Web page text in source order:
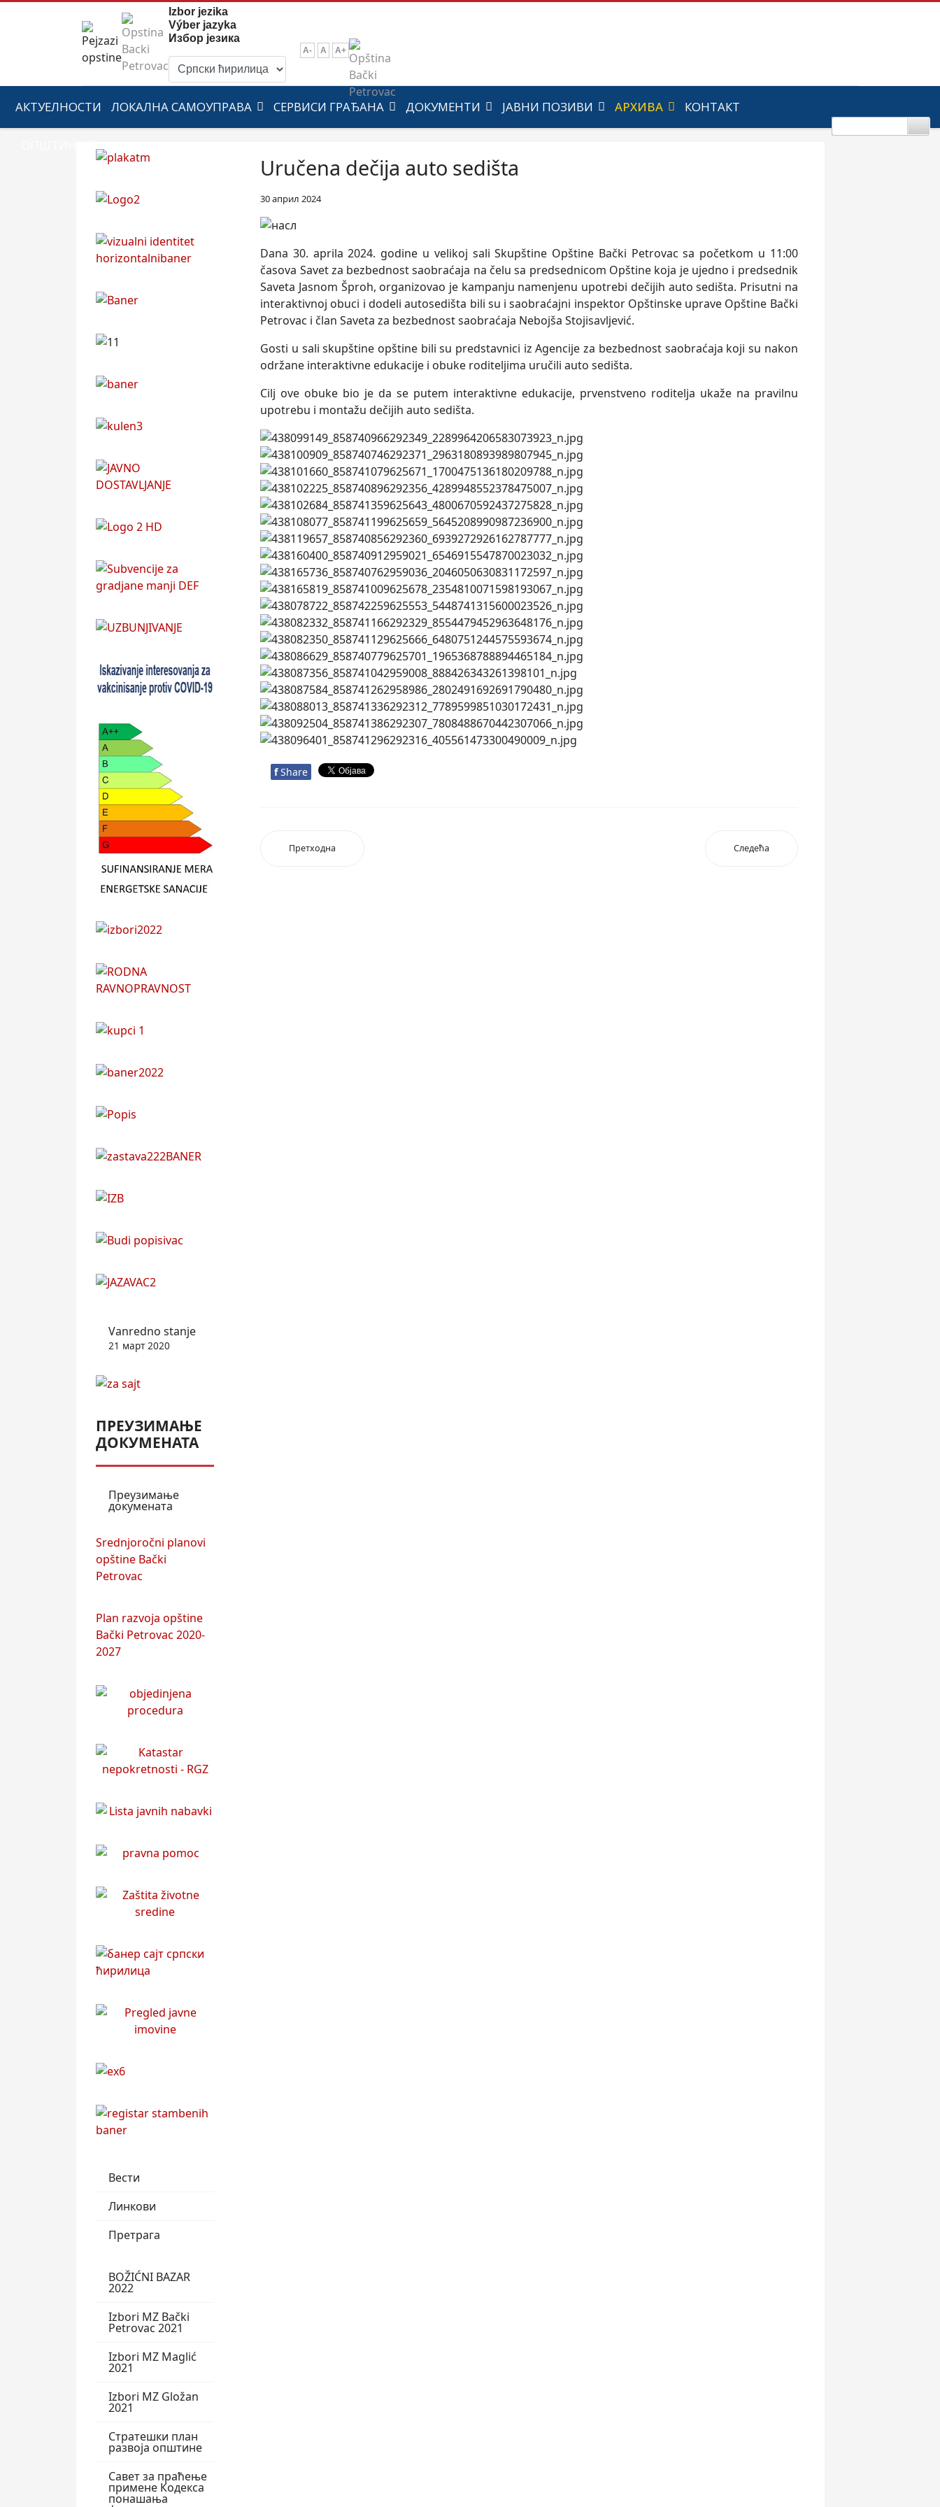
Izbor jezika
Výber jazyka
Избор језика
A- A A+
АКТУЕЛНОСТИ ЛОКАЛНА САМОУПРАВА СЕРВИСИ ГРАЂАНА ДОКУМЕНТИ ЈАВНИ ПОЗИВИ АРХИВА КОНТАКТ
Vanredno stanje
21 март 2020
ПРЕУЗИМАЊЕ
ДОКУМЕНАТА
Преузимање
докумената
Srednjoročni planovi
opštine Bački
Petrovac
Plan razvoja opštine
Bački Petrovac 2020-
2027
Вести
Линкови
Претрага
BOŽIĆNI BAZAR
2022
Izbori MZ Bački
Petrovac 2021
Izbori MZ Maglić
2021
Izbori MZ Gložan
2021
Стратешки план
развоја општине
Савет за праћење
примене Кодекса
понашања
Uručena dečija auto sedišta
30 април 2024
Dana 30. aprila 2024. godine u velikoj sali Skupštine Opštine Bački Petrovac sa početkom u 11:00
časova Savet za bezbednost saobraćaja na čelu sa predsednicom Opštine koja je ujedno i predsednik
Saveta Jasnom Šproh, organizovao je kampanju namenjenu upotrebi dečijih auto sedišta. Prisutni na
interaktivnoj obuci i dodeli autosedišta bili su i saobraćajni inspektor Opštinske uprave Opštine Bački
Petrovac i član Saveta za bezbednost saobraćaja Nebojša Stojisavljević.
Gosti u sali skupštine opštine bili su predstavnici iz Agencije za bezbednost saobraćaja koji su nakon
održane interaktivne edukacije i obuke roditeljima uručili auto sedišta.
Cilј ove obuke bio je da se putem interaktivne edukacije, prvenstveno roditelјa ukaže na pravilnu
upotrebu i montažu dečijih auto sedišta.
f Share
Претходна Следећа